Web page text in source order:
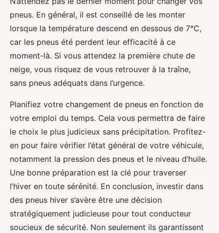
pneus. En général, il est conseillé de les monter
lorsque la température descend en dessous de 7°C,
car les pneus été perdent leur efficacité à ce
moment-là. Si vous attendez la première chute de
neige, vous risquez de vous retrouver à la traîne,
sans pneus adéquats dans l’urgence.
Planifiez votre changement de pneus en fonction de
votre emploi du temps. Cela vous permettra de faire
le choix le plus judicieux sans précipitation. Profitez-
en pour faire vérifier l’état général de votre véhicule,
notamment la pression des pneus et le niveau d’huile.
Une bonne préparation est la clé pour traverser
l’hiver en toute sérénité. En conclusion, investir dans
des pneus hiver s’avère être une décision
stratégiquement judicieuse pour tout conducteur
soucieux de sécurité. Non seulement ils garantissent